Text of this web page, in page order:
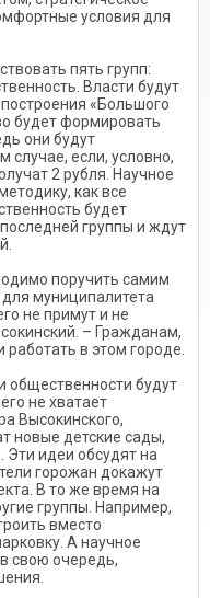
условия для
пять групп:
Власти будут
«Большого
будет формировать
они будут
случае, если, условно,
2 рубля. Научное
как все
будет
группы и ждут
поручить самим
муниципалитета
не примут и не
– Гражданам,
в этом городе.
общественности будут
не хватает
Высокинского,
новые детские сады,
идеи обсудят на
горожан докажут
В то же время на
группы. Например,
вместо
А научное
свою очередь,